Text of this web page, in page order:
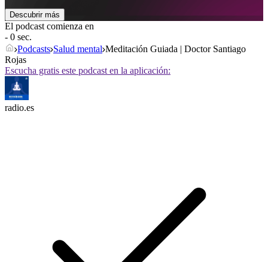
Descubrir más
El podcast comienza en
- 0 sec.
Podcasts Salud mental Meditación Guiada | Doctor Santiago
Rojas
Escucha gratis este podcast en la aplicación:
radio.es